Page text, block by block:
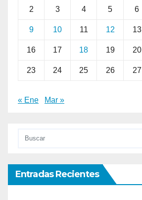
2 3 4 5 6
9 10 11 12 13
16 17 18 19 20
23 24 25 26 27
« Ene Mar »
Entradas Recientes